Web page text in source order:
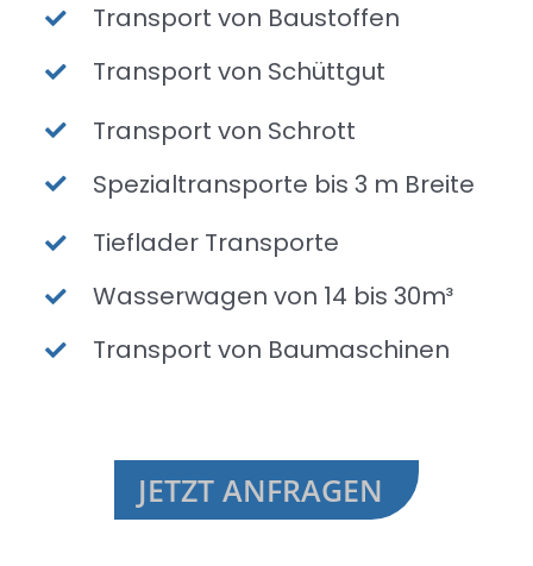
Transport von Baustoffen
Transport von Schüttgut
Transport von Schrott
Spezialtransporte bis 3 m Breite
Tieflader Transporte
Wasserwagen von 14 bis 30m³
Transport von Baumaschinen
JETZT ANFRAGEN